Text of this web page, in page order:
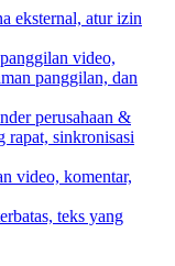
eksternal, atur izin
video,
panggilan, dan
perusahaan &
rapat, sinkronisasi
video, komentar,
teks yang